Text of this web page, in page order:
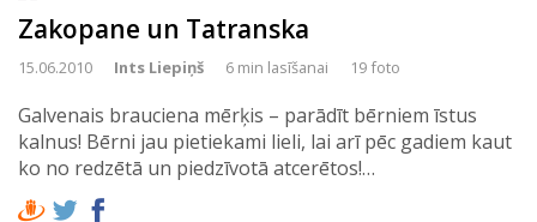
Zakopane un Tatranska
15.06.2010 Ints Liepiņš 6 min lasīšanai 19 foto
Galvenais brauciena mērķis – parādīt bērniem īstus
kalnus! Bērni jau pietiekami lieli, lai arī pēc gadiem kaut
ko no redzētā un piedzīvotā atcerētos!…